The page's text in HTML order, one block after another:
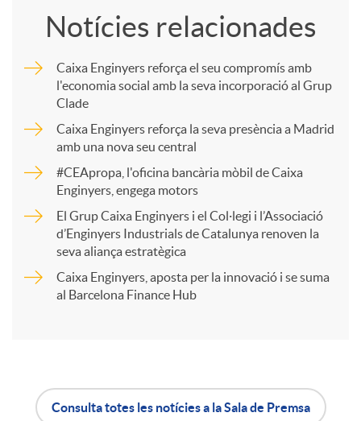
r
Notícies relacionades
Caixa Enginyers reforça el seu compromís amb
l'economia social amb la seva incorporació al Grup
Clade
Caixa Enginyers reforça la seva presència a Madrid
amb una nova seu central
#CEApropa, l'oficina bancària mòbil de Caixa
Enginyers, engega motors
El Grup Caixa Enginyers i el Col·legi i l’Associació
d’Enginyers Industrials de Catalunya renoven la
seva aliança estratègica
Caixa Enginyers, aposta per la innovació i se suma
al Barcelona Finance Hub
Consulta totes les notícies a la Sala de Premsa